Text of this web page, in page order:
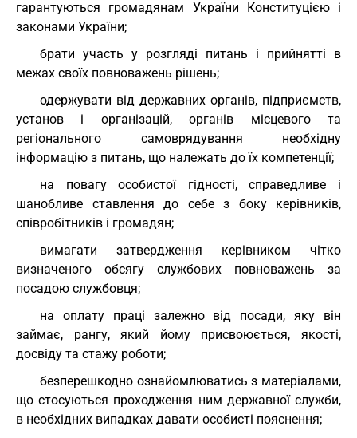
гарантуються громадянам України Конституцією і
законами України;
брати участь у розгляді питань і прийнятті в
межах своїх повноважень рішень;
одержувати від державних органів, підприємств,
установ і організацій, органів місцевого та
регіонального самоврядування необхідну
інформацію з питань, що належать до їх компетенції;
на повагу особистої гідності, справедливе і
шанобливе ставлення до себе з боку керівників,
співробітників і громадян;
вимагати затвердження керівником чітко
визначеного обсягу службових повноважень за
посадою службовця;
на оплату праці залежно від посади, яку він
займає, рангу, який йому присвоюється, якості,
досвіду та стажу роботи;
безперешкодно ознайомлюватись з матеріалами,
що стосуються проходження ним державної служби,
в необхідних випадках давати особисті пояснення;